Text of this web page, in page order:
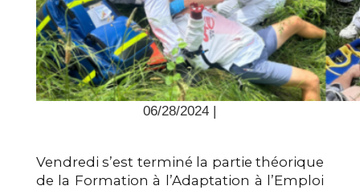
06/28/2024 |
Vendredi s’est terminé la partie théorique
de la Formation à l’Adaptation à l’Emploi